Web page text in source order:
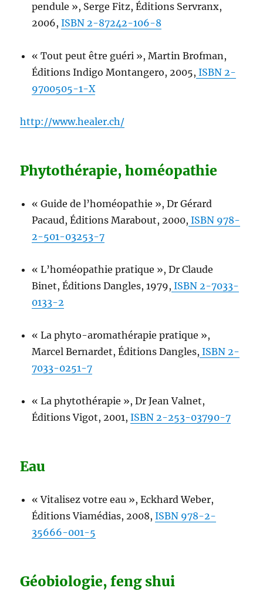
pendule », Serge Fitz, Éditions Servranx,
2006,ISBN 2-87242-106-8
« Tout peut être guéri », Martin Brofman,
Éditions Indigo Montangero, 2005, ISBN 2-
9700505-1-X
http://www.healer.ch/
Phytothérapie, homéopathie
« Guide de l’homéopathie », Dr Gérard
Pacaud, Éditions Marabout, 2000, ISBN 978-
2-501-03253-7
« L’homéopathie pratique », Dr Claude
Binet, Éditions Dangles, 1979, ISBN 2-7033-
0133-2
« La phyto-aromathérapie pratique »,
Marcel Bernardet, Éditions Dangles, ISBN 2-
7033-0251-7
« La phytothérapie », Dr Jean Valnet,
Éditions Vigot, 2001,ISBN 2-253-03790-7
Eau
« Vitalisez votre eau », Eckhard Weber,
Éditions Viamédias, 2008,ISBN 978-2-
35666-001-5
Géobiologie, feng shui